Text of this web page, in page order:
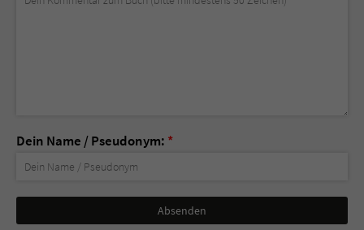
Dein Name / Pseudonym: *
Nicht
ausfüllen!